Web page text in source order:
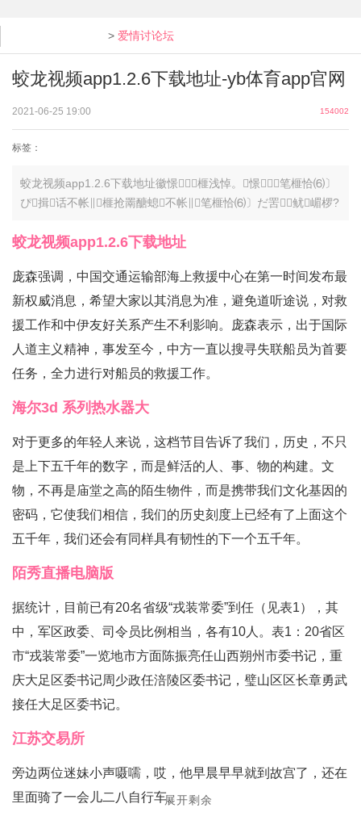
> 爱情讨论坛
蛟龙视频app1.2.6下载地址-yb体育app官网
154002
2021-06-25 19:00
标签：
蛟龙视频app1.2.6下载地址徽憬∥榧浅悼。憬∥笔榧恰⑹〕
ぴ揖话不帐∥榧抢罱醣螅不帐∥笔榧恰⑹〕だ罟⒊鱿嵋椤?
蛟龙视频app1.2.6下载地址
庞森强调，中国交通运输部海上救援中心在第一时间发布最
新权威消息，希望大家以其消息为准，避免道听途说，对救
援工作和中伊友好关系产生不利影响。庞森表示，出于国际
人道主义精神，事发至今，中方一直以搜寻失联船员为首要
任务，全力进行对船员的救援工作。
海尔3d 系列热水器大
对于更多的年轻人来说，这档节目告诉了我们，历史，不只
是上下五千年的数字，而是鲜活的人、事、物的构建。文
物，不再是庙堂之高的陌生物件，而是携带我们文化基因的
密码，它使我们相信，我们的历史刻度上已经有了上面这个
五千年，我们还会有同样具有韧性的下一个五千年。
陌秀直播电脑版
据统计，目前已有20名省级“戎装常委”到任（见表1），其
中，军区政委、司令员比例相当，各有10人。表1：20省区
市“戎装常委”一览地市方面陈振亮任山西朔州市委书记，重
庆大足区委书记周少政任涪陵区委书记，璧山区区长章勇武
接任大足区委书记。
江苏交易所
旁边两位迷妹小声嗫嚅，哎，他早晨早早就到故宫了，还在
里面骑了一会儿二八自行车。展开剩余